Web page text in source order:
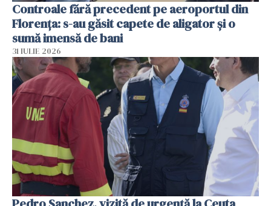
Controale fără precedent pe aeroportul din
Florența: s-au găsit capete de aligator și o
sumă imensă de bani
31 IULIE 2026